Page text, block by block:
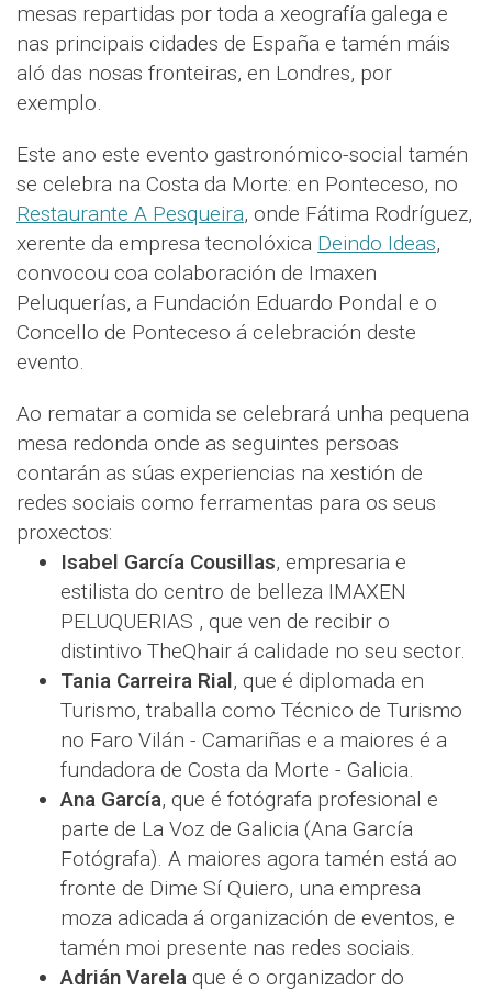
mesas repartidas por toda a xeografía galega e
nas principais cidades de España e tamén máis
aló das nosas fronteiras, en Londres, por
exemplo.
Este ano este evento gastronómico-social tamén
se celebra na Costa da Morte: en Ponteceso, no
Restaurante A Pesqueira, onde Fátima Rodríguez,
xerente da empresa tecnolóxica Deindo Ideas,
convocou coa colaboración de Imaxen
Peluquerías, a Fundación Eduardo Pondal e o
Concello de Ponteceso á celebración deste
evento.
Ao rematar a comida se celebrará unha pequena
mesa redonda onde as seguintes persoas
contarán as súas experiencias na xestión de
redes sociais como ferramentas para os seus
proxectos:
Isabel García Cousillas, empresaria e
estilista do centro de belleza IMAXEN
PELUQUERIAS , que ven de recibir o
distintivo TheQhair á calidade no seu sector.
Tania Carreira Rial, que é diplomada en
Turismo, traballa como Técnico de Turismo
no Faro Vilán - Camariñas e a maiores é a
fundadora de Costa da Morte - Galicia.
Ana García, que é fotógrafa profesional e
parte de La Voz de Galicia (Ana García
Fotógrafa). A maiores agora tamén está ao
fronte de Dime Sí Quiero, una empresa
moza adicada á organización de eventos, e
tamén moi presente nas redes sociais.
Adrián Varela que é o organizador do